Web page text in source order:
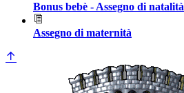
Bonus bebè - Assegno di natalità
Assegno di maternità